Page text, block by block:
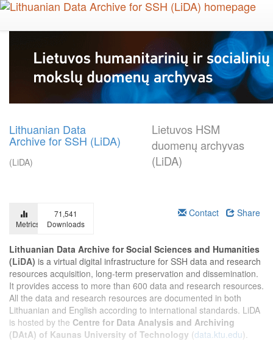
Skip
main
Lithuanian Data
Archive for SSH (LiDA)
(LiDA)
Lietuvos HSM
duomenų archyvas
(LiDA)
Metrics
71,541
Downloads
Contact Share
Lithuanian Data Archive for Social Sciences and Humanities
(LiDA) is a virtual digital infrastructure for SSH data and research
resources acquisition, long-term preservation and dissemination.
It provides access to more than 600 data and research resources.
All the data and research resources are documented in both
Lithuanian and English according to international standards. LiDA
is hosted by the Centre for Data Analysis and Archiving
(DAtA) of Kaunas University of Technology (data.ktu.edu).